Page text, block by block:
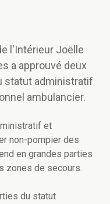
l'Intérieur Joëlle
a approuvé deux
statut administratif
ambulancier.
et
non-pompier des
en grandes parties
zones de secours.
du statut